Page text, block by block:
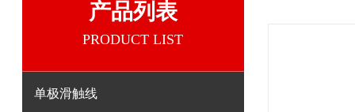
产品列表
PRODUCT LIST
单极滑触线